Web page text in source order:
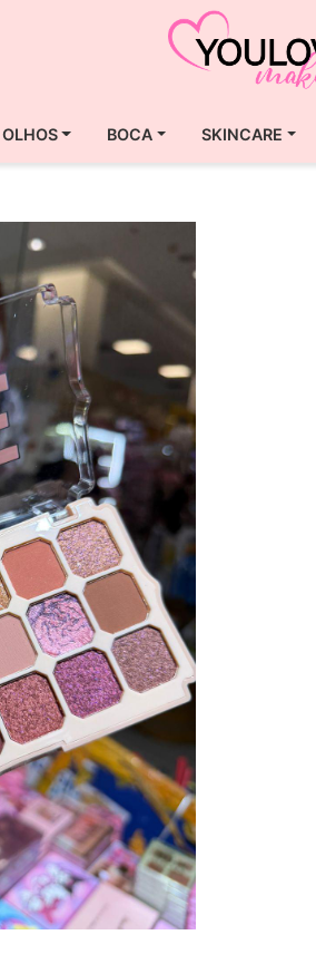
OLHOS BOCA SKINCARE